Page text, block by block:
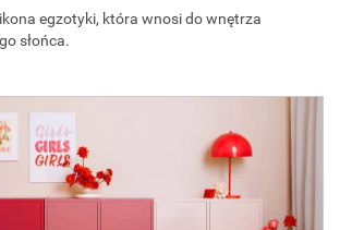
egzotyki, która wnosi do wnętrza
słońca.